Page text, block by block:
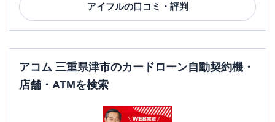
ATM営業時間
土曜：7：00～24：00
ATM 〇
駐車場 〇
三重県津市東丸之内２１－１０
アイフルの口コミ・評判
アコム 三重県津市のカードローン自動契約機・
店舗・ATMを検索